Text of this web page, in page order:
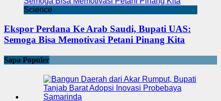
Science
Ekspor Perdana Ke Arab Saudi, Bupati UAS:
Semoga Bisa Memotivasi Petani Pinang Kita
Sapa Populer